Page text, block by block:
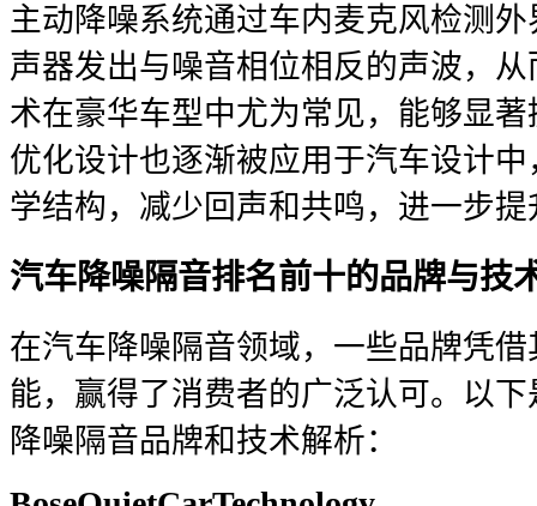
主动降噪系统通过车内麦克风检测
声器发出与噪音相位相反的声波，
术在豪华车型中尤为常见，能够显
优化设计也逐渐被应用于汽车设计
学结构，减少回声和共鸣，进一步
汽车降噪隔音排名前十的品牌与技
在汽车降噪隔音领域，一些品牌凭
能，赢得了消费者的广泛认可。以
降噪隔音品牌和技术解析：